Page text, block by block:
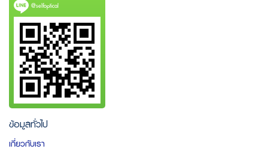
@selfoptical
ข้อมูลทั่วไป
เกี่ยวกับเรา